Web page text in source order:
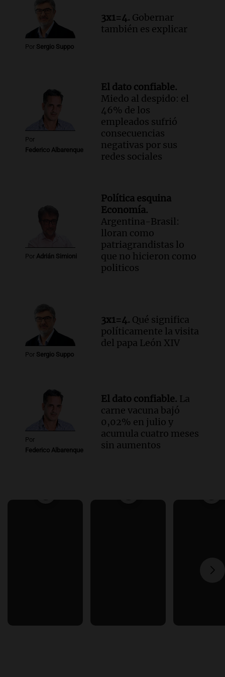
Episodios
Por Sergio Suppo
3x1=4. Gobernar
también es explicar
Por
Federico Albarenque
El dato confiable.
Miedo al despido: el
46% de los
empleados sufrió
consecuencias
negativas por sus
redes sociales
Por Adrián Simioni
Política esquina
Economía.
Argentina-Brasil:
lloran como
patriagrandistas lo
que no hicieron como
politicos
Por Sergio Suppo
3x1=4. Qué significa
políticamente la visita
del papa León XIV
Por
Federico Albarenque
El dato confiable. La
carne vacuna bajó
0,02% en julio y
acumula cuatro meses
sin aumentos